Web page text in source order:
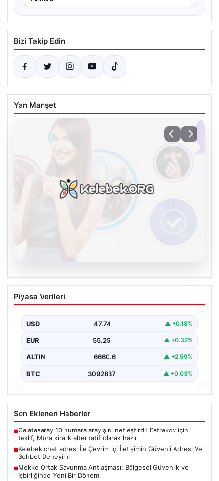
Bizi Takip Edin
Yan Manşet
Kelebek chat adresi İle Çevrim içi
İletişimin Güvenli Adresi Ve Sohbet
Sanal çağında bireylerin kaliteli bir tarzda irtibat kurması
Piyasa Verileri
USD 47.74 ▲ +0.18%
EUR 55.25 ▲ +0.32%
ALTIN 6660.6 ▲ +2.59%
BTC 3092837 ▲ +0.03%
Son Eklenen Haberler
■Galatasaray 10 numara arayışını netleştirdi: Batrakov için
teklif, Mora kiralık alternatif olarak hazır
■Kelebek chat adresi İle Çevrim içi İletişimin Güvenli Adresi Ve
Sohbet Deneyimi
■Mekke Ortak Savunma Antlaşması: Bölgesel Güvenlik ve
İşbirliğinde Yeni Bir Dönem